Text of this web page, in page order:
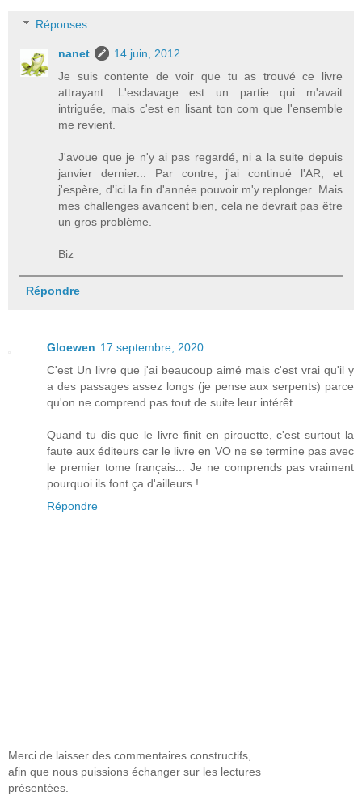
Réponses
nanet
14 juin, 2012
Je suis contente de voir que tu as trouvé ce livre
attrayant. L'esclavage est un partie qui m'avait
intriguée, mais c'est en lisant ton com que l'ensemble
me revient.
J'avoue que je n'y ai pas regardé, ni a la suite depuis
janvier dernier... Par contre, j'ai continué l'AR, et
j'espère, d'ici la fin d'année pouvoir m'y replonger. Mais
mes challenges avancent bien, cela ne devrait pas être
un gros problème.
Biz
Répondre
Gloewen 17 septembre, 2020
C'est Un livre que j'ai beaucoup aimé mais c'est vrai qu'il y
a des passages assez longs (je pense aux serpents) parce
qu'on ne comprend pas tout de suite leur intérêt.
Quand tu dis que le livre finit en pirouette, c'est surtout la
faute aux éditeurs car le livre en VO ne se termine pas avec
le premier tome français... Je ne comprends pas vraiment
pourquoi ils font ça d'ailleurs !
Répondre
Merci de laisser des commentaires constructifs,
afin que nous puissions échanger sur les lectures
présentées.